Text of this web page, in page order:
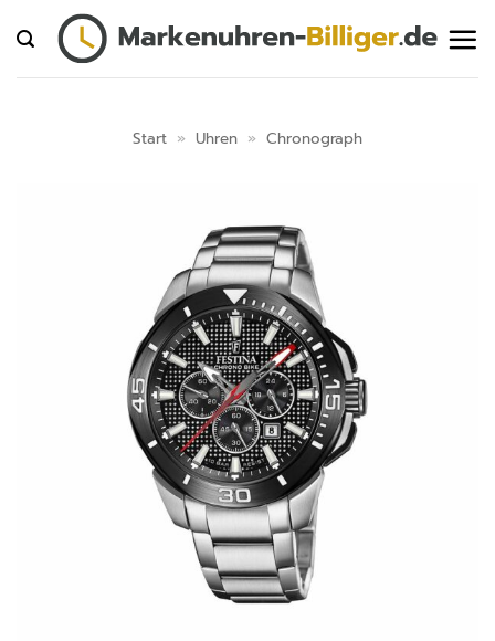
Inhalt
springen
Start » Uhren » Chronograph